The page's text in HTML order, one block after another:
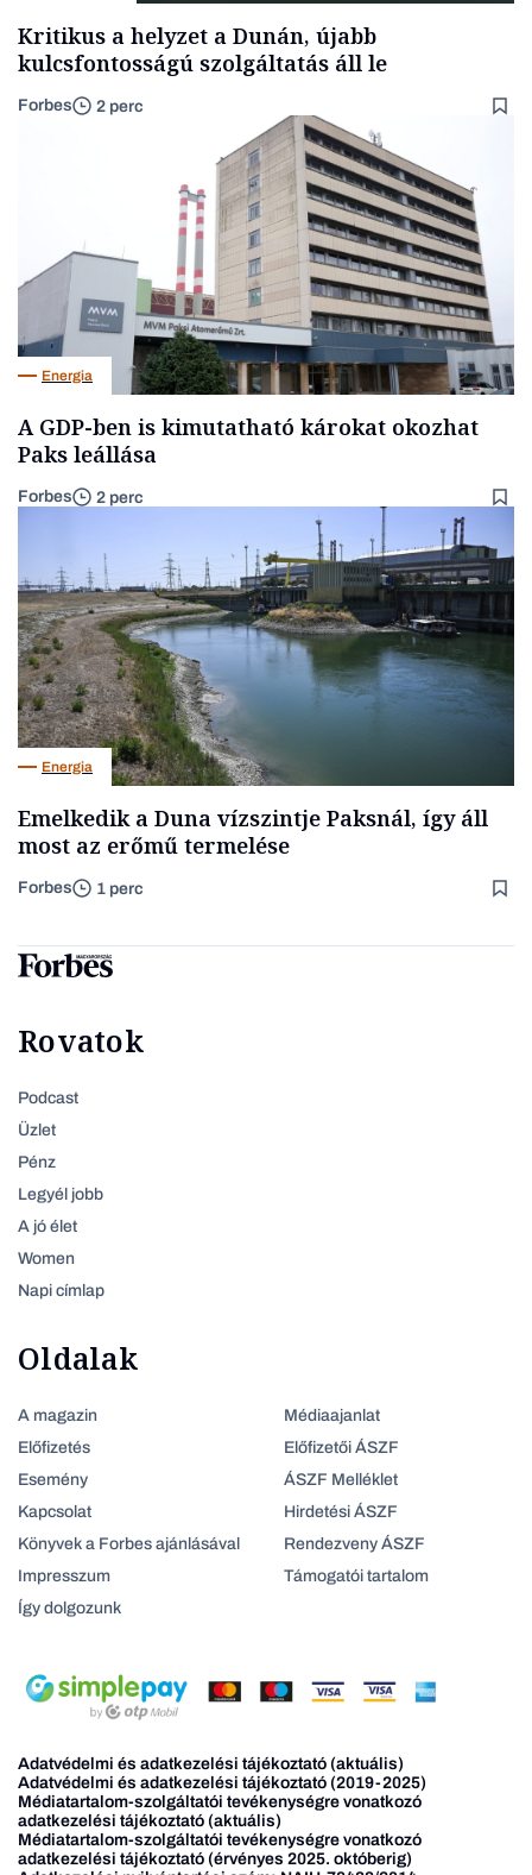
Kritikus a helyzet a Dunán, újabb
kulcsfontosságú szolgáltatás áll le
Forbes 2 perc
Energia
A GDP-ben is kimutatható károkat okozhat
Paks leállása
Forbes 2 perc
Energia
Emelkedik a Duna vízszintje Paksnál, így áll
most az erőmű termelése
Forbes 1 perc
Rovatok
Podcast
Üzlet
Pénz
Legyél jobb
A jó élet
Women
Napi címlap
Oldalak
A magazin
Előfizetés
Esemény
Kapcsolat
Könyvek a Forbes ajánlásával
Impresszum
Így dolgozunk
Médiaajanlat
Előfizetői ÁSZF
ÁSZF Melléklet
Hirdetési ÁSZF
Rendezveny ÁSZF
Támogatói tartalom
Adatvédelmi és adatkezelési tájékoztató (aktuális)
Adatvédelmi és adatkezelési tájékoztató (2019-2025)
Médiatartalom-szolgáltatói tevékenységre vonatkozó
adatkezelési tájékoztató (aktuális)
Médiatartalom-szolgáltatói tevékenységre vonatkozó
adatkezelési tájékoztató (érvényes 2025. októberig)